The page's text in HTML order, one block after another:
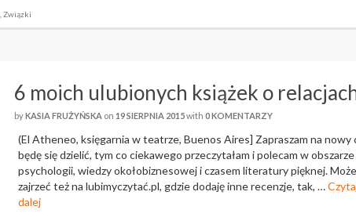
Związki
6 moich ulubionych książek o
byKASIA FRUŻYŃSKA on19 SIERPNIA 2015with0 KOMENTARZY
(El Atheneo, księgarnia w teatrze, Buenos Aires] Zapraszam na nowy
będę się dzielić, tym co ciekawego przeczytałam i polecam w obszarze
psychologii, wiedzy okołobiznesowej i czasem literatury pięknej.
zajrzeć też na lubimyczytać.pl, gdzie dodaję inne recenzje, tak, …
dalej